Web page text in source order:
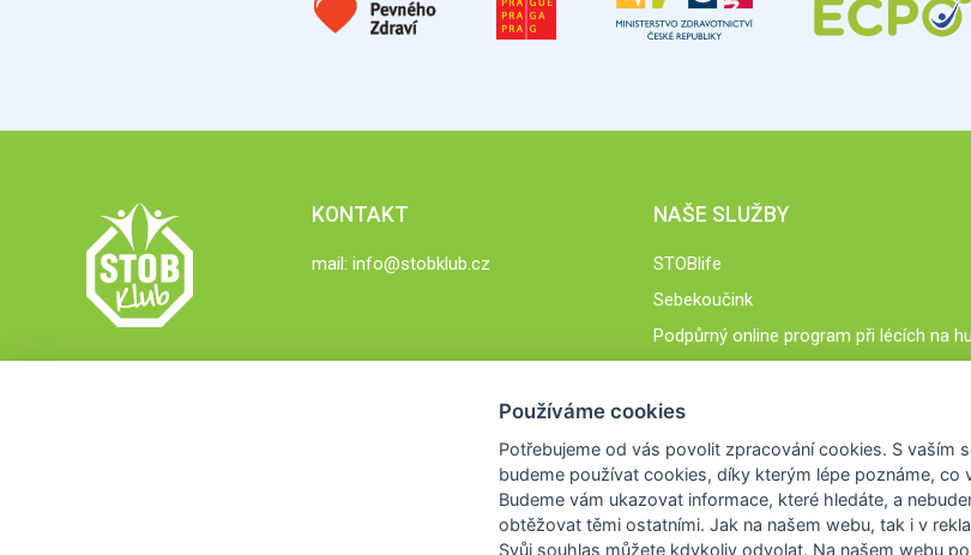
KONTAKT
mail: info@stobklub.cz
NAŠE SLUŽBY
STOBlife
Sebekoučink
Podpůrný online program při lécích na
Používáme cookies
Potřebujeme od vás povolit zpracování cookies. S vaším
budeme používat cookies, díky kterým lépe poznáme, co
Budeme vám ukazovat informace, které hledáte, a
obtěžovat těmi ostatními. Jak na našem webu, tak i v
Svůj souhlas můžete kdykoliv odvolat. Na našem webu